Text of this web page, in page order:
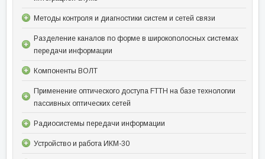
Методы контроля и диагностики систем и сетей связи
Разделение каналов по форме в широкополосных системах
передачи информации
Компоненты ВОЛТ
Применение оптического доступа FTTH на базе технологии
пассивных оптических сетей
Радиосистемы передачи информации
Устройство и работа ИКМ-30